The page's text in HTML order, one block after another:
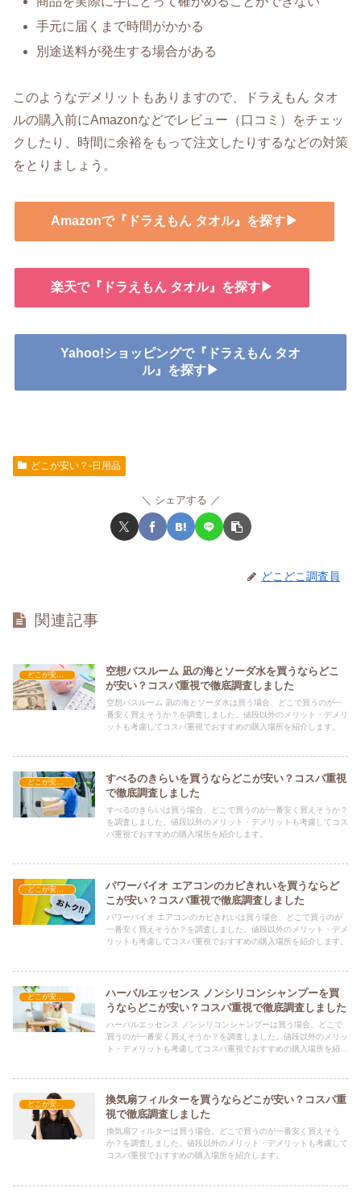
手元に届くまで時間がかかる
別途送料が発生する場合がある
このようなデメリットもありますので、ドラえもん タオ
ルの購入前にAmazonなどでレビュー（口コミ）をチェッ
クしたり、時間に余裕をもって注文したりするなどの対策
をとりましょう。
Amazonで『ドラえもん タオル』を探す▶
楽天で『ドラえもん タオル』を探す▶
Yahoo!ショッピングで『ドラえもん タオ
ル』を探す▶
どこが安い？-日用品
シェアする
どこどこ調査員
関連記事
空想バスルーム 凪の海とソーダ水を買うならどこ
が安い？コスパ重視で徹底調査しました
空想バスルーム 凪の海とソーダ水は買う場合、どこで買うのが一
番安く買えそうか？を調査しました。値段以外のメリット・デメリ
ットも考慮してコスパ重視でおすすめの購入場所を紹介します。
すべるのきらいを買うならどこが安い？コスパ重視
で徹底調査しました
すべるのきらいは買う場合、どこで買うのが一番安く買えそうか？
を調査しました。値段以外のメリット・デメリットも考慮してコス
パ重視でおすすめの購入場所を紹介します。
パワーバイオ エアコンのカビきれいを買うならど
こが安い？コスパ重視で徹底調査しました
パワーバイオ エアコンのカビきれいは買う場合、どこで買うのが
一番安く買えそうか？を調査しました。値段以外のメリット・デメ
リットも考慮してコスパ重視でおすすめの購入場所を紹介します。
ハーバルエッセンス ノンシリコンシャンプーを買
うならどこが安い？コスパ重視で徹底調査しました
ハーバルエッセンス ノンシリコンシャンプーは買う場合、どこで
買うのが一番安く買えそうか？を調査しました。値段以外のメリッ
ト・デメリットも考慮してコスパ重視でおすすめの購入場所を紹介
換気扇フィルターを買うならどこが安い？コスパ重
視で徹底調査しました
換気扇フィルターは買う場合、どこで買うのが一番安く買えそう
か？を調査しました。値段以外のメリット・デメリットも考慮して
コスパ重視でおすすめの購入場所を紹介します。